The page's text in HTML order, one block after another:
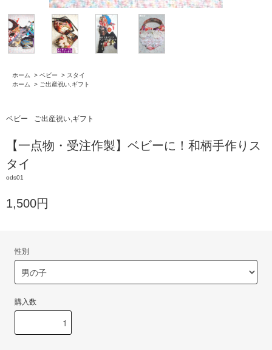
ホーム > ベビー > スタイ
ホーム
> ご出産祝い,ギフト
ベビー ご出産祝い,ギフト
【一点物・受注作製】ベビーに！和柄手作りス
タイ
ods01
1,500円
性別
購入数